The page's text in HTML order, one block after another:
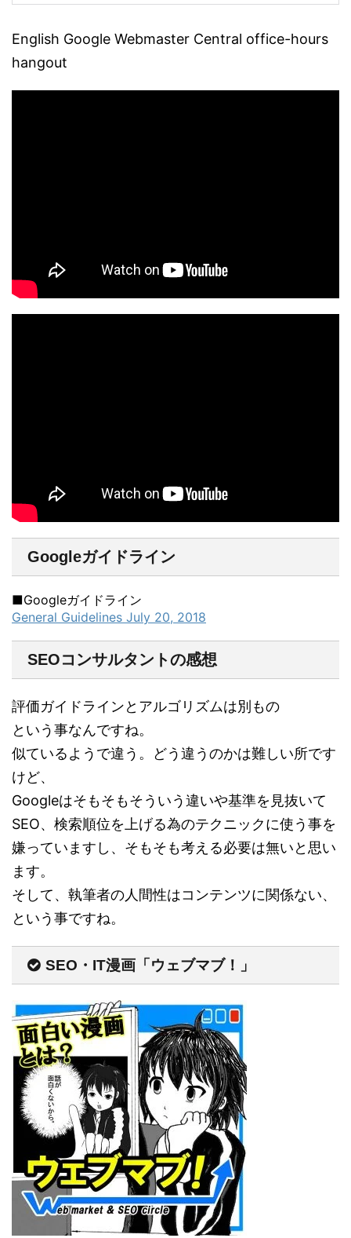
English Google Webmaster Central office-hours
hangout
Googleガイドライン
■Googleガイドライン
General Guidelines July 20, 2018
SEOコンサルタントの感想
評価ガイドラインとアルゴリズムは別もの
という事なんですね。
似ているようで違う。どう違うのかは難しい所です
けど、
Googleはそもそもそういう違いや基準を見抜いて
SEO、検索順位を上げる為のテクニックに使う事を
嫌っていますし、そもそも考える必要は無いと思い
ます。
そして、執筆者の人間性はコンテンツに関係ない、
という事ですね。
SEO・IT漫画「ウェブマブ！」